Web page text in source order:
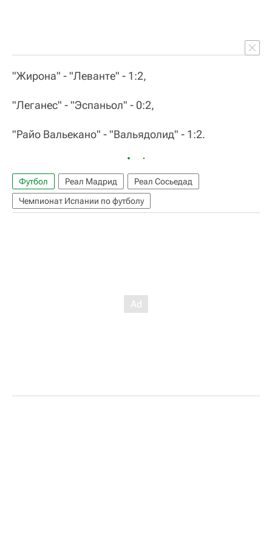
"Жирона" - "Леванте" - 1:2,
"Леганес" - "Эспаньол" - 0:2,
"Райо Вальекано" - "Вальядолид" - 1:2.
Футбол Реал Мадрид
Реал Сосьедад
Чемпионат Испании по футболу